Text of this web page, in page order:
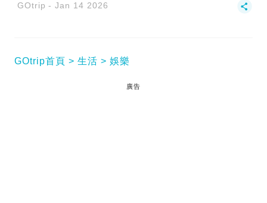
GOtrip Jan 14 2026
GOtrip首頁 生活 娛樂
廣告